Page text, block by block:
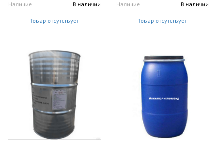
Наличие В наличии
Товар отсутствует
Наличие В наличии
Товар отсутствует